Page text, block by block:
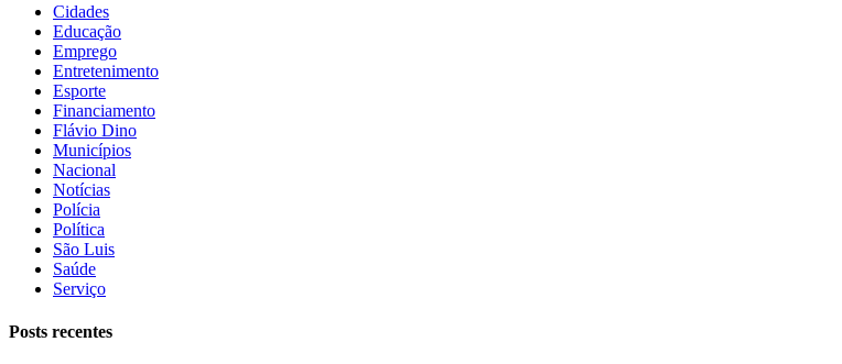
Cidades
Educação
Emprego
Entretenimento
Esporte
Financiamento
Flávio Dino
Municípios
Nacional
Notícias
Polícia
Política
São Luis
Saúde
Serviço
Posts recentes